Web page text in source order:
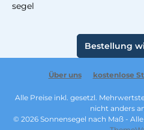
segel
Bestellung
Über uns kostenlose
Alle Preise inkl. gesetzl.
nicht anders
© 2026 Sonnensegel nach Maß -